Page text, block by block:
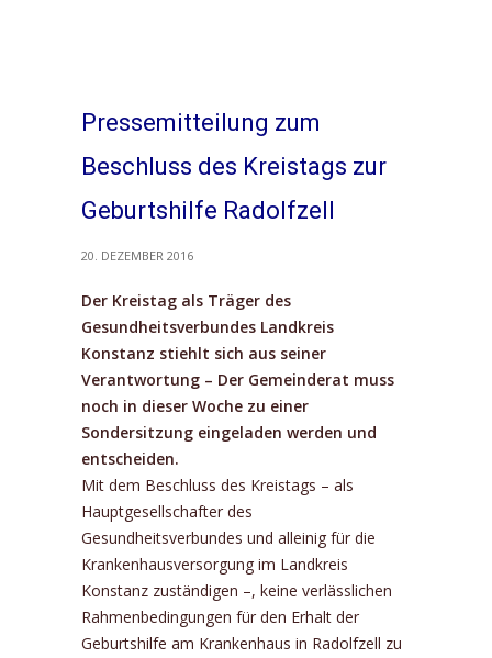
Pressemitteilung zum
Beschluss des Kreistags zur
Geburtshilfe Radolfzell
20. DEZEMBER 2016
Der Kreistag als Träger des
Gesundheitsverbundes Landkreis
Konstanz stiehlt sich aus seiner
Verantwortung – Der Gemeinderat muss
noch in dieser Woche zu einer
Sondersitzung eingeladen werden und
entscheiden.
Mit dem Beschluss des Kreistags – als
Hauptgesellschafter des
Gesundheitsverbundes und alleinig für die
Krankenhausversorgung im Landkreis
Konstanz zuständigen –, keine verlässlichen
Rah­menbedingungen für den Erhalt der
Geburtshilfe am Krankenhaus in Radolfzell zu